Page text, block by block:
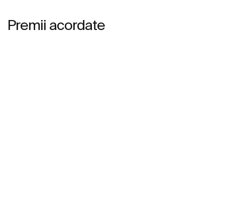
Premii acordate